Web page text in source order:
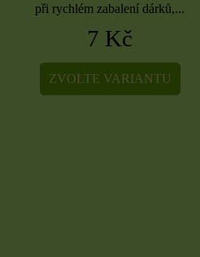
při rychlém zabalení dárků,...
7 Kč
ZVOLTE VARIANTU